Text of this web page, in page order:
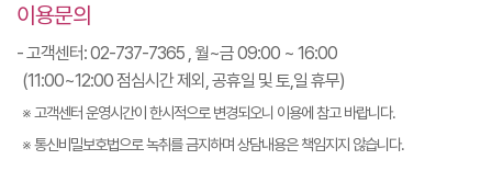
이용문의
- 고객센터: 02-737-7365 , 월~금 09:00 ~ 16:00
(11:00~12:00 점심시간 제외, 공휴일 및 토,일 휴무)
※ 고객센터 운영시간이 한시적으로 변경되오니 이용에 참고 바랍니다.
※ 통신비밀보호법으로 녹취를 금지하며 상담내용은 책임지지 않습니다.